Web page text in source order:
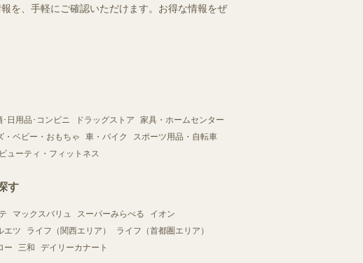
を、手軽にご確認いただけます。お得な情報をぜ
日用品･コンビニ ドラッグストア
家具・ホームセンター
・ベビー・おもちゃ 車・バイク
スポーツ用品・自転車
ューティ・フィットネス
す
マックスバリュ スーパーみらべる
イオン
エツ ライフ（関西エリア）
ライフ（首都圏エリア）
ー 三和 デイリーカナート